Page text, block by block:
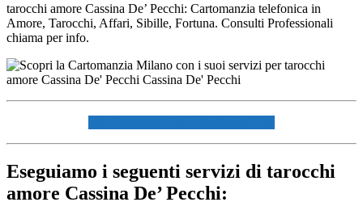
tarocchi amore Cassina De’ Pecchi: Cartomanzia telefonica in
Amore, Tarocchi, Affari, Sibille, Fortuna. Consulti Professionali
chiama per info.
Eseguiamo i seguenti servizi di tarocchi
amore Cassina De’ Pecchi: